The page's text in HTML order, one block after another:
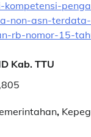
kompetensi-
non-asn-
rb-nomor-15-
Kab. TTU
,